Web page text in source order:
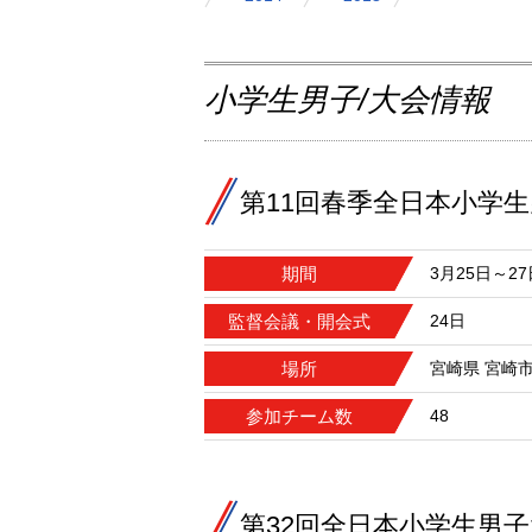
小学生男子/大会情報
第11回春季全日本小学
期間 3月25日～27
監督会議・開会式 24日
場所 宮崎県 宮崎
参加チーム数 48
第32回全日本小学生男